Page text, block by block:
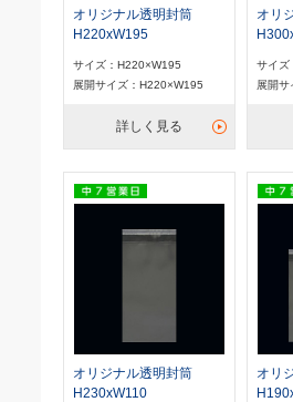
オリジナル透明封筒
H220xW195
サイズ：H220×W195
展開サイズ：H220×W195
詳しく見る
オリ
サイズ
展開
オリジナル透明封筒
H230xW110
オリ